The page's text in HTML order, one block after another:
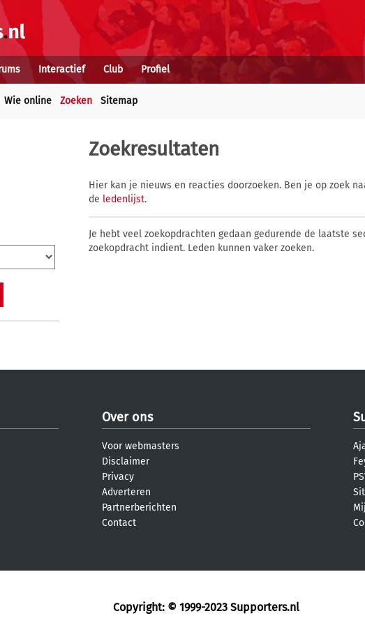
Interactief Club Profiel
Wie online Zoeken Sitemap
Zoekresultaten
Hier kan je nieuws en reacties doorzoeken. Ben je op zoek
de ledenlijst.
Je hebt veel zoekopdrachten gedaan gedurende de laatste
zoekopdracht indient. Leden kunnen vaker zoeken.
Over ons
Voor webmasters
Disclaimer
Privacy
Adverteren
Partnerberichten
Contact
Copyright: © 1999-2023 Supporters.nl